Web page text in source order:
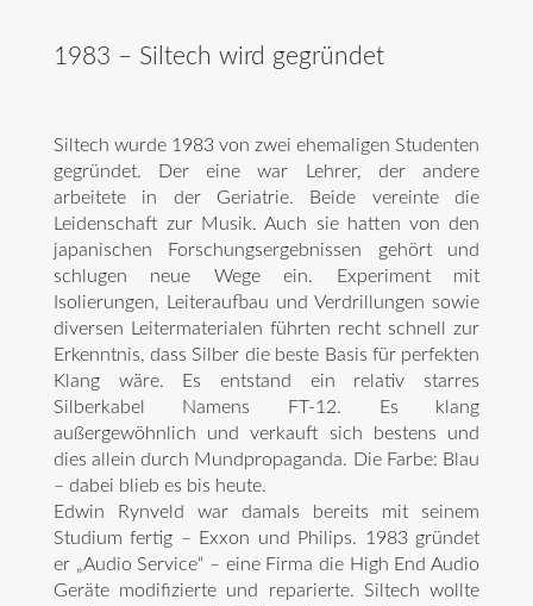
1983 – Siltech wird gegründet
Siltech wurde 1983 von zwei ehemaligen Studenten
gegründet. Der eine war Lehrer, der andere
arbeitete in der Geriatrie. Beide vereinte die
Leidenschaft zur Musik. Auch sie hatten von den
japanischen Forschungsergebnissen gehört und
schlugen neue Wege ein. Experiment mit
Isolierungen, Leiteraufbau und Verdrillungen sowie
diversen Leitermaterialen führten recht schnell zur
Erkenntnis, dass Silber die beste Basis für perfekten
Klang wäre. Es entstand ein relativ starres
Silberkabel Namens FT-12. Es klang
außergewöhnlich und verkauft sich bestens und
dies allein durch Mundpropaganda. Die Farbe: Blau
– dabei blieb es bis heute.
Edwin Rynveld war damals bereits mit seinem
Studium fertig – Exxon und Philips. 1983 gründet
er „Audio Service“ – eine Firma die High End Audio
Geräte modifizierte und reparierte. Siltech wollte